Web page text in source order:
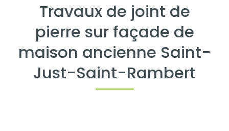
Travaux de joint de
pierre sur façade de
maison ancienne Saint-
Just-Saint-Rambert